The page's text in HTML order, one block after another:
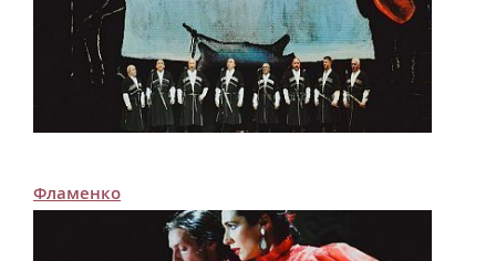
Фламенко